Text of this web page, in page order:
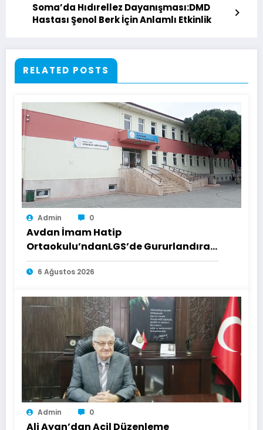
Soma’da Hıdırellez Dayanışması:DMD
Hastası Şenol Berk İçin Anlamlı Etkinlik
RELATED POSTS
Admin 0
Avdan İmam Hatip
Ortaokulu’ndanLGS’de Gururlandıran
Başarı
6 Ağustos 2026
Admin 0
Ali Ayan’dan Acil Düzenleme